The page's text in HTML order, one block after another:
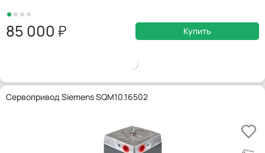
85 000 Купить
Сервопривод Siemens SQM10.16502